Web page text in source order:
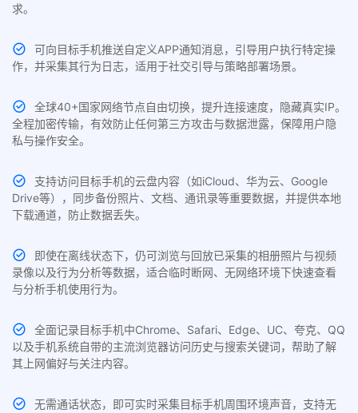
求。
可向目标手机推送自定义APP通知消息，引导用户执行特定操
作，并采集其行为日志，适用于社交引导与策略部署场景。
全球40+国家网络节点自由切换，提升连接速度，隐藏真实IP。
全程加密传输，有效防止任何第三方攻击与数据泄露，保障用户隐
私与操作安全。
支持访问目标手机的云盘内容（如iCloud、华为云、Google
Drive等），同步备份照片、文档、通讯录等重要数据，并提供本地
下载通道，防止数据丢失。
即使在离线状态下，仍可浏览与回放已采集的相册照片与视频
录像以及行为分析等数据，适合临时断网、无网络环境下快速查看
与分析手机使用行为。
全面记录目标手机中Chrome、Safari、Edge、UC、夸克、QQ
以及手机系统自带的主流浏览器访问历史与搜索关键词，帮助了解
其上网偏好与关注内容。
无需通话状态，即可实时采集目标手机周围环境声音，支持无